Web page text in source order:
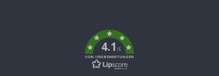
4.1/5
VON 1030 BEWERTUNGEN